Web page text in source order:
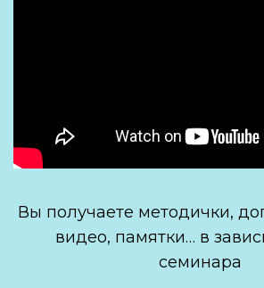
Вы получаете методички,
видео, памятки… в
семинара